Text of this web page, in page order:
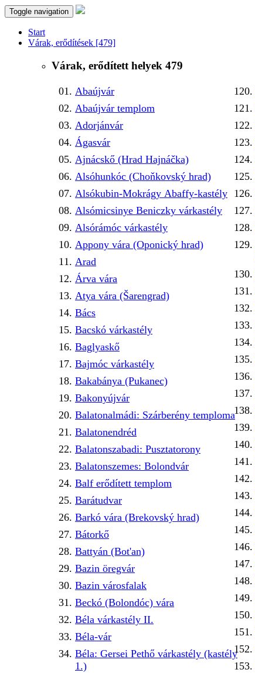
Toggle navigation
Start
Várak, erődítések [479]
Várak, erődített helyek 479
Abaújvár
Abaújvár templom
Adorjánvár
Ágasvár
Ajnácskő (Hrad Hajnáčka)
Alsóhunkóc (Choňkovský hrad)
Alsókubin-Mokrágy Abaffy-kastély
Alsómicsinye Beniczky várkastély
Alsórámóc várkastély
Appony vára (Oponický hrad)
Arad
Árva vára
Atya vára (Šarengrad)
Bács
Bacskó várkastély
Baglyaskő
Bajmóc várkastély
Bakabánya (Pukanec)
Bakonyújvár
Balatonalmádi: Szárberény temploma
Balatonendréd
Balatonszabadi: Pusztatorony
Balatonszemes: Bolondvár
Balf erődített templom
Barátudvar
Barkó vára (Brekovský hrad)
Bátorkő
Battyán (Bot'an)
Bazin öregvár
Bazin városfalak
Beckó (Bolondóc) vára
Béla várkastély II.
Béla-vár
Béla: Gersei Pethő várkastély (kastély
1.)